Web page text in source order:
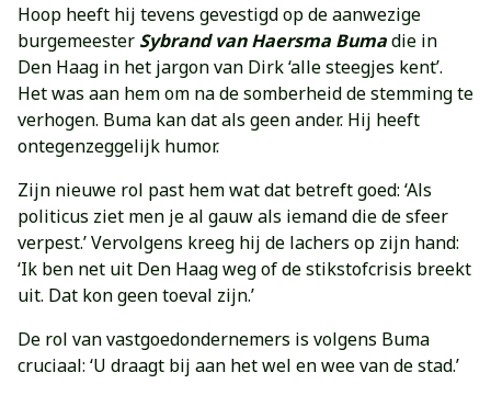
Hoop heeft hij tevens gevestigd op de aanwezige
burgemeester Sybrand van Haersma Bumadie in
Den Haag in het jargon van Dirk ‘alle steegjes kent’.
Het was aan hem om na de somberheid de stemming te
verhogen. Buma kan dat als geen ander. Hij heeft
ontegenzeggelijk humor.
Zijn nieuwe rol past hem wat dat betreft goed: ‘Als
politicus ziet men je al gauw als iemand die de sfeer
verpest.’ Vervolgens kreeg hij de lachers op zijn hand:
‘Ik ben net uit Den Haag weg of de stikstofcrisis breekt
uit. Dat kon geen toeval zijn.’
De rol van vastgoedondernemers is volgens Buma
cruciaal: ‘U draagt bij aan het wel en wee van de stad.’